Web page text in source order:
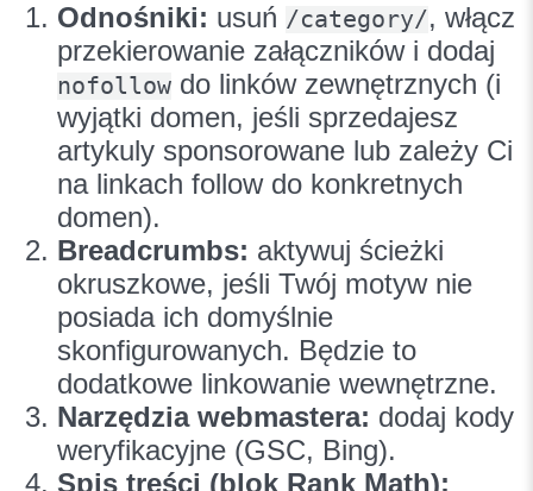
Odnośniki: usuń /category/, włącz
przekierowanie załączników i dodaj
nofollow do linków zewnętrznych (i
wyjątki domen, jeśli sprzedajesz
artykuly sponsorowane lub zależy Ci
na linkach follow do konkretnych
domen).
Breadcrumbs: aktywuj ścieżki
okruszkowe, jeśli Twój motyw nie
posiada ich domyślnie
skonfigurowanych. Będzie to
dodatkowe linkowanie wewnętrzne.
Narzędzia webmastera: dodaj kody
weryfikacyjne (GSC, Bing).
Spis treści (blok Rank Math):